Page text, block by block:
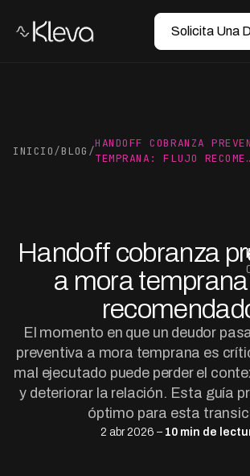
Solicita Una
INICIO/BLOG /
HANDOFF COBRANZA
TEMPRANA: FLUJO
Handoff cobranza
a mora
El momento en que un deudor
preventiva a mora temprana es
mal ejecutado puede perder el
y deteriorar la relación. Esta guía
óptimo para esta
2 abr 2026 – 10 min de